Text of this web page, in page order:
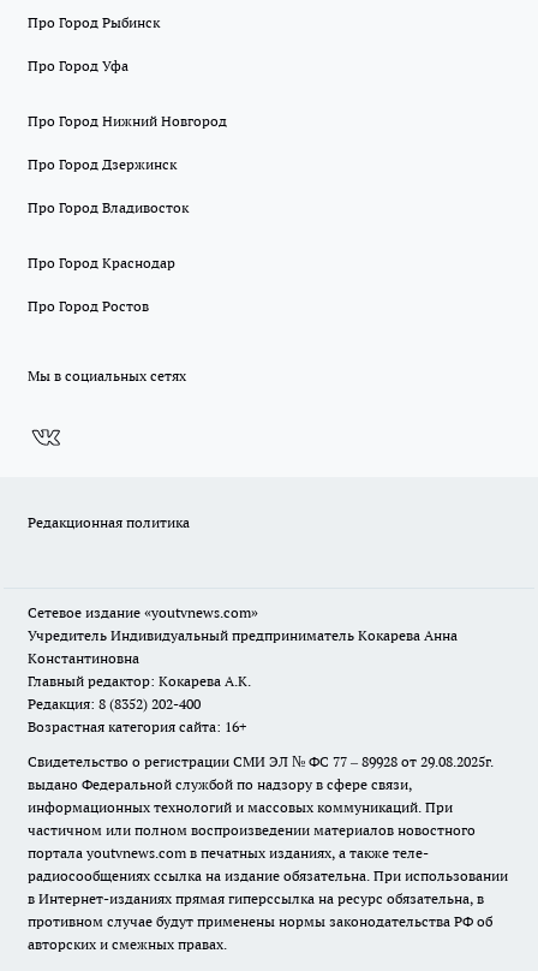
Про Город Рыбинск
Про Город Уфа
Про Город Нижний Новгород
Про Город Дзержинск
Про Город Владивосток
Про Город Краснодар
Про Город Ростов
Мы в социальных сетях
Редакционная политика
Сетевое издание «youtvnews.com»
Учредитель Индивидуальный предприниматель Кокарева Анна
Константиновна
Главный редактор: Кокарева А.К.
Редакция: 8 (8352) 202-400
Возрастная категория сайта: 16+
Свидетельство о регистрации СМИ ЭЛ № ФС 77 – 89928 от 29.08.2025г.
выдано Федеральной службой по надзору в сфере связи,
информационных технологий и массовых коммуникаций. При
частичном или полном воспроизведении материалов новостного
портала youtvnews.com в печатных изданиях, а также теле-
радиосообщениях ссылка на издание обязательна. При использовании
в Интернет-изданиях прямая гиперссылка на ресурс обязательна, в
противном случае будут применены нормы законодательства РФ об
авторских и смежных правах.